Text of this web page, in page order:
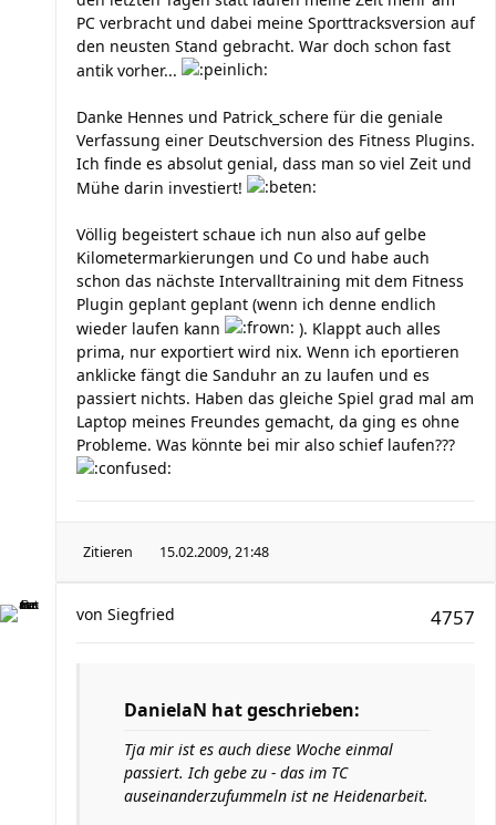
PC verbracht und dabei meine Sporttracksversion auf
den neusten Stand gebracht. War doch schon fast
antik vorher...
Danke Hennes und Patrick_schere für die geniale
Verfassung einer Deutschversion des Fitness Plugins.
Ich finde es absolut genial, dass man so viel Zeit und
Mühe darin investiert!
Völlig begeistert schaue ich nun also auf gelbe
Kilometermarkierungen und Co und habe auch
schon das nächste Intervalltraining mit dem Fitness
Plugin geplant geplant (wenn ich denne endlich
wieder laufen kann
). Klappt auch alles
prima, nur exportiert wird nix. Wenn ich eportieren
anklicke fängt die Sanduhr an zu laufen und es
passiert nichts. Haben das gleiche Spiel grad mal am
Laptop meines Freundes gemacht, da ging es ohne
Probleme. Was könnte bei mir also schief laufen???
Zitieren 15.02.2009, 21:48
4757
von Siegfried
DanielaN hat geschrieben:
Tja mir ist es auch diese Woche einmal
passiert. Ich gebe zu - das im TC
auseinanderzufummeln ist ne Heidenarbeit.